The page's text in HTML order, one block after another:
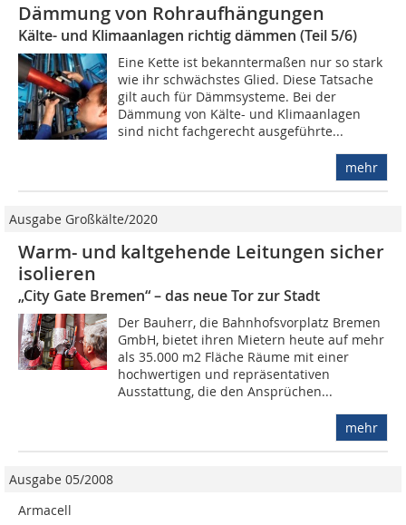
Dämmung von Rohraufhängungen
Kälte- und Klimaanlagen richtig dämmen (Teil 5/6)
Eine Kette ist bekanntermaßen nur so stark
wie ihr schwächstes Glied. Diese Tatsache
gilt auch für Dämmsysteme. Bei der
Dämmung von Kälte- und Klimaanlagen
sind nicht fachgerecht ausgeführte...
mehr
Ausgabe Großkälte/2020
Warm- und kaltgehende Leitungen sicher
isolieren
„City Gate Bremen“ – das neue Tor zur Stadt
Der Bauherr, die Bahnhofsvorplatz Bremen
GmbH, bietet ihren Mietern heute auf mehr
als 35.000 m2 Fläche Räume mit einer
hochwertigen und repräsentativen
Ausstattung, die den Ansprüchen...
mehr
Ausgabe 05/2008
Armacell